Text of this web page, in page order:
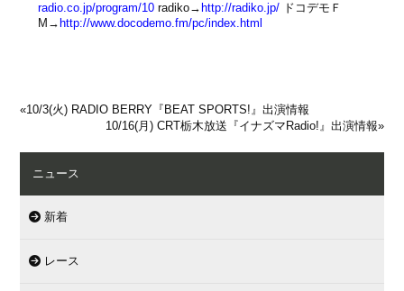
radio.co.jp/program/10 radiko→ http://radiko.jp/ ドコデモＦ
M→ http://www.docodemo.fm/pc/index.html
«10/3(火) RADIO BERRY『BEAT SPORTS!』出演情報
10/16(月) CRT栃木放送『イナズマRadio!』出演情報»
ニュース
新着
レース